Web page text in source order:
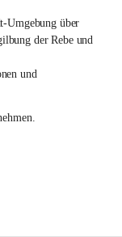
Umgebung über
der Rebe und
und